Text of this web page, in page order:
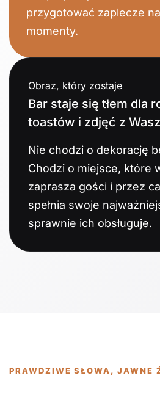
przygotować zaplecze
momenty.
Obraz, który zostaje
Bar staje się tłem dla
toastów i zdjęć z
Nie chodzi o dekorację
Chodzi o miejsce, które
zaprasza gości i przez
spełnia swoje
sprawnie ich obsługuje.
PRAWDZIWE SŁOWA, JAWNE